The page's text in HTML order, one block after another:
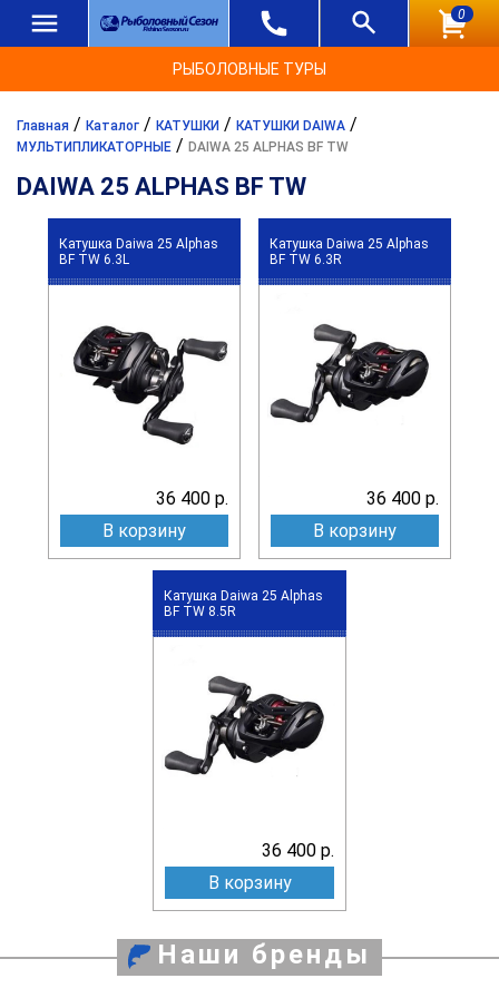
0
РЫБОЛОВНЫЕ ТУРЫ
Главная / Каталог / КАТУШКИ / КАТУШКИ DAIWA /
МУЛЬТИПЛИКАТОРНЫЕ / DAIWA 25 ALPHAS BF TW
DAIWA 25 ALPHAS BF TW
Катушка Daiwa 25 Alphas
BF TW 6.3L
36 400 р.
В корзину
Катушка Daiwa 25 Alphas
BF TW 6.3R
36 400 р.
В корзину
Катушка Daiwa 25 Alphas
BF TW 8.5R
36 400 р.
В корзину
Наши бренды